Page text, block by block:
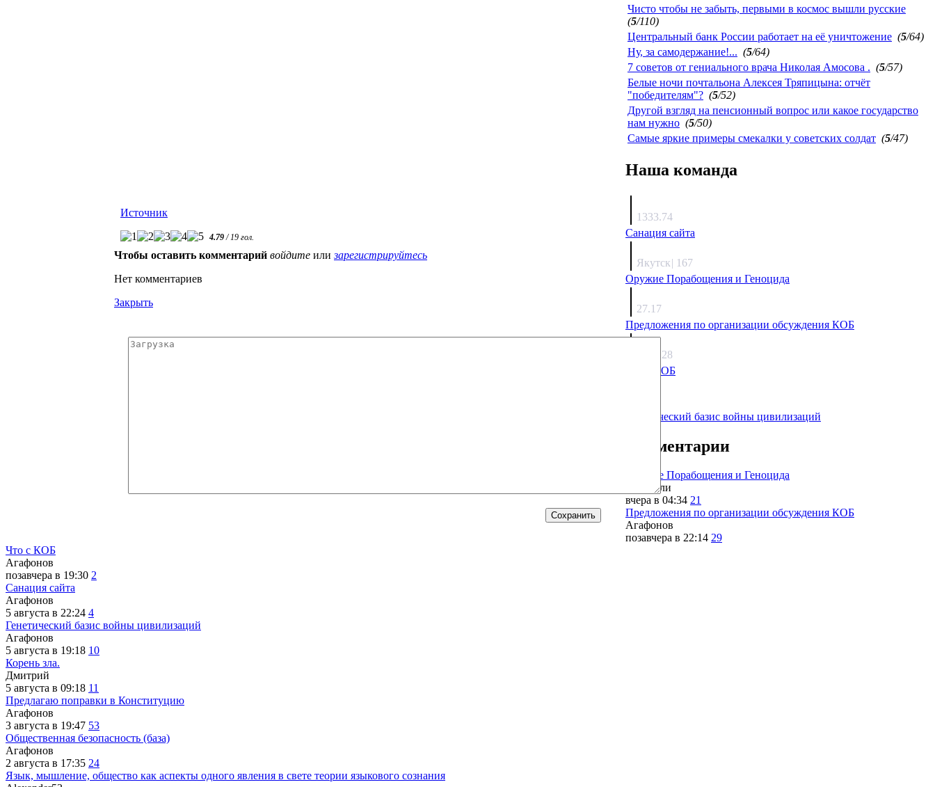
Источник
4.79/19 гол.
Чтобы оставить комментарий войдите илизарегистрируйтесь
Нет комментариев
Закрыть
Чисто чтобы не забыть, первыми в космос вышли русские
(5/110)
Центральный банк России работает на её уничтожение (5/64)
Ну, за самодержание!... (5/64)
7 советов от гениального врача Николая Амосова . (5/57)
Белые ночи почтальона Алексея Тряпицына: отчёт
"победителям"? (5/52)
Другой взгляд на пенсионный вопрос или какое государство
нам нужно (5/50)
Самые яркие примеры смекалки у советских солдат (5/47)
Наша команда
1333.74
Санация сайта
Якутск| 167
Оружие Порабощения и Геноцида
27.17
Предложения по организации обсуждения КОБ
Люкин
5808.28
Что с КОБ
Генетический базис войны цивилизаций
Комментарии
Оружие Порабощения и Геноцида
Каиргали
вчера в 04:34 21
Предложения по организации обсуждения КОБ
Агафонов
позавчера в 22:14 29
Что с КОБ
Агафонов
позавчера в 19:30 2
Санация сайта
Агафонов
5 августа в 22:24 4
Генетический базис войны цивилизаций
Агафонов
5 августа в 19:18 10
Корень зла.
Дмитрий
5 августа в 09:18 11
Предлагаю поправки в Конституцию
Агафонов
3 августа в 19:47 53
Общественная безопасность (база)
Агафонов
2 августа в 17:35 24
Язык, мышление, общество как аспекты одного явления в свете теории языкового сознания